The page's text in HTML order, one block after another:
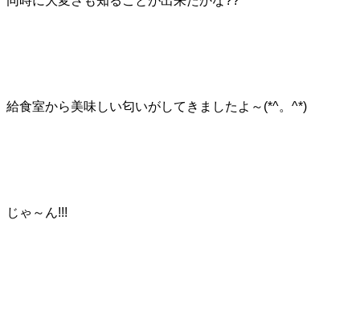
給食室から美味しい匂いがしてきましたよ～(*^。^*)
じゃ～ん!!!